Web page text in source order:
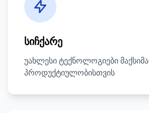
სიჩქარე
უახლესი ტექნოლოგიები
პროდუქტიულობისთვის